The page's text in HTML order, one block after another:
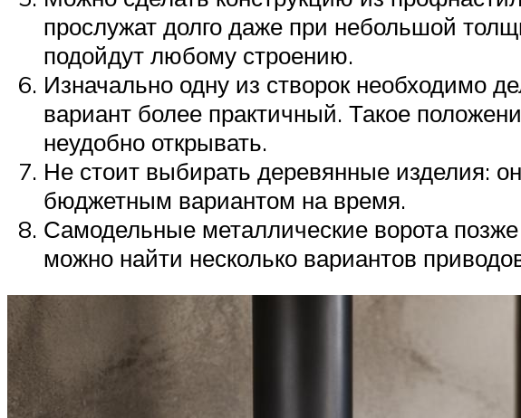
прослужат долго даже при небольшой
подойдут любому строению.
Изначально одну из створок необходимо
вариант более практичный. Такое
неудобно открывать.
Не стоит выбирать деревянные изделия:
бюджетным вариантом на время.
Самодельные металлические ворота
можно найти несколько вариантов